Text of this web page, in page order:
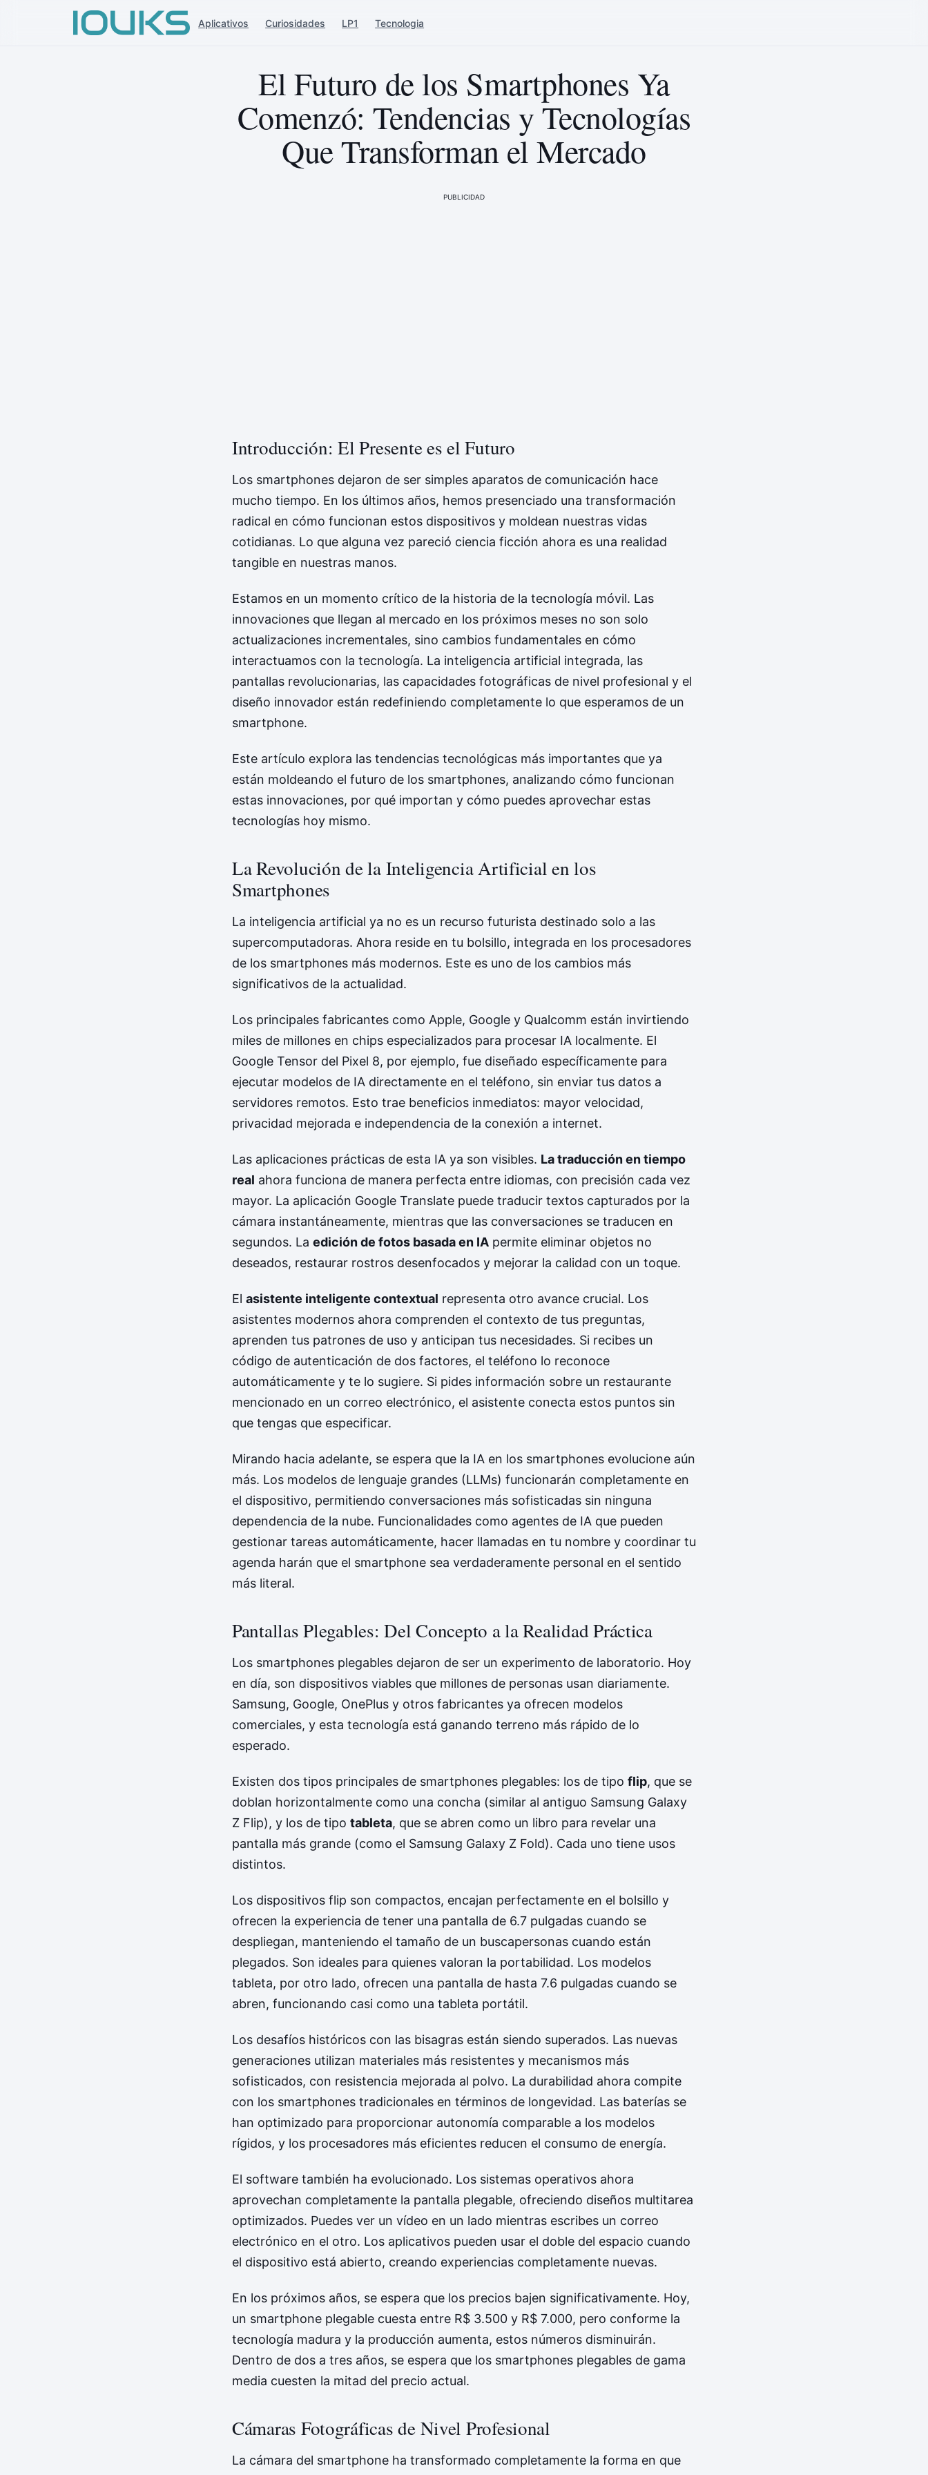
Aplicativos Curiosidades LP1 Tecnologia
El Futuro de los Smartphones Ya
Comenzó: Tendencias y Tecnologías
Que Transforman el Mercado
PUBLICIDAD
Introducción: El Presente es el Futuro
Los smartphones dejaron de ser simples aparatos de comunicación hace
mucho tiempo. En los últimos años, hemos presenciado una transformación
radical en cómo funcionan estos dispositivos y moldean nuestras vidas
cotidianas. Lo que alguna vez pareció ciencia ficción ahora es una realidad
tangible en nuestras manos.
Estamos en un momento crítico de la historia de la tecnología móvil. Las
innovaciones que llegan al mercado en los próximos meses no son solo
actualizaciones incrementales, sino cambios fundamentales en cómo
interactuamos con la tecnología. La inteligencia artificial integrada, las
pantallas revolucionarias, las capacidades fotográficas de nivel profesional y el
diseño innovador están redefiniendo completamente lo que esperamos de un
smartphone.
Este artículo explora las tendencias tecnológicas más importantes que ya
están moldeando el futuro de los smartphones, analizando cómo funcionan
estas innovaciones, por qué importan y cómo puedes aprovechar estas
tecnologías hoy mismo.
La Revolución de la Inteligencia Artificial en los
Smartphones
La inteligencia artificial ya no es un recurso futurista destinado solo a las
supercomputadoras. Ahora reside en tu bolsillo, integrada en los procesadores
de los smartphones más modernos. Este es uno de los cambios más
significativos de la actualidad.
Los principales fabricantes como Apple, Google y Qualcomm están invirtiendo
miles de millones en chips especializados para procesar IA localmente. El
Google Tensor del Pixel 8, por ejemplo, fue diseñado específicamente para
ejecutar modelos de IA directamente en el teléfono, sin enviar tus datos a
servidores remotos. Esto trae beneficios inmediatos: mayor velocidad,
privacidad mejorada e independencia de la conexión a internet.
Las aplicaciones prácticas de esta IA ya son visibles. La traducción en tiempo
real ahora funciona de manera perfecta entre idiomas, con precisión cada vez
mayor. La aplicación Google Translate puede traducir textos capturados por la
cámara instantáneamente, mientras que las conversaciones se traducen en
segundos. La edición de fotos basada en IA permite eliminar objetos no
deseados, restaurar rostros desenfocados y mejorar la calidad con un toque.
El asistente inteligente contextual representa otro avance crucial. Los
asistentes modernos ahora comprenden el contexto de tus preguntas,
aprenden tus patrones de uso y anticipan tus necesidades. Si recibes un
código de autenticación de dos factores, el teléfono lo reconoce
automáticamente y te lo sugiere. Si pides información sobre un restaurante
mencionado en un correo electrónico, el asistente conecta estos puntos sin
que tengas que especificar.
Mirando hacia adelante, se espera que la IA en los smartphones evolucione aún
más. Los modelos de lenguaje grandes (LLMs) funcionarán completamente en
el dispositivo, permitiendo conversaciones más sofisticadas sin ninguna
dependencia de la nube. Funcionalidades como agentes de IA que pueden
gestionar tareas automáticamente, hacer llamadas en tu nombre y coordinar tu
agenda harán que el smartphone sea verdaderamente personal en el sentido
más literal.
Pantallas Plegables: Del Concepto a la Realidad Práctica
Los smartphones plegables dejaron de ser un experimento de laboratorio. Hoy
en día, son dispositivos viables que millones de personas usan diariamente.
Samsung, Google, OnePlus y otros fabricantes ya ofrecen modelos
comerciales, y esta tecnología está ganando terreno más rápido de lo
esperado.
Existen dos tipos principales de smartphones plegables: los de tipo flip, que se
doblan horizontalmente como una concha (similar al antiguo Samsung Galaxy
Z Flip), y los de tipo tableta, que se abren como un libro para revelar una
pantalla más grande (como el Samsung Galaxy Z Fold). Cada uno tiene usos
distintos.
Los dispositivos flip son compactos, encajan perfectamente en el bolsillo y
ofrecen la experiencia de tener una pantalla de 6.7 pulgadas cuando se
despliegan, manteniendo el tamaño de un buscapersonas cuando están
plegados. Son ideales para quienes valoran la portabilidad. Los modelos
tableta, por otro lado, ofrecen una pantalla de hasta 7.6 pulgadas cuando se
abren, funcionando casi como una tableta portátil.
Los desafíos históricos con las bisagras están siendo superados. Las nuevas
generaciones utilizan materiales más resistentes y mecanismos más
sofisticados, con resistencia mejorada al polvo. La durabilidad ahora compite
con los smartphones tradicionales en términos de longevidad. Las baterías se
han optimizado para proporcionar autonomía comparable a los modelos
rígidos, y los procesadores más eficientes reducen el consumo de energía.
El software también ha evolucionado. Los sistemas operativos ahora
aprovechan completamente la pantalla plegable, ofreciendo diseños multitarea
optimizados. Puedes ver un vídeo en un lado mientras escribes un correo
electrónico en el otro. Los aplicativos pueden usar el doble del espacio cuando
el dispositivo está abierto, creando experiencias completamente nuevas.
En los próximos años, se espera que los precios bajen significativamente. Hoy,
un smartphone plegable cuesta entre R$ 3.500 y R$ 7.000, pero conforme la
tecnología madura y la producción aumenta, estos números disminuirán.
Dentro de dos a tres años, se espera que los smartphones plegables de gama
media cuesten la mitad del precio actual.
Cámaras Fotográficas de Nivel Profesional
La cámara del smartphone ha transformado completamente la forma en que